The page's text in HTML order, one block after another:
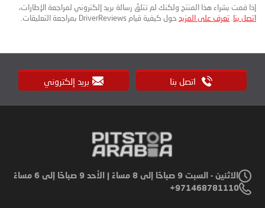
إذا قمت بشراء هذا المنتج ولكنك لم تتلقَ رسالة بريد إلكتروني لمراجعة الإطارات،
اتصل بنا تعرف على المزيد حول كيفية قيام DriverReviews بمراجعة التعليقات.
اتصل بنا بريد إلكتروني
الاثنين - السبت 9 صباحًا إلى 8 مساءً | الأحد 9 صباحًا إلى 6 مساءً
971468781110+